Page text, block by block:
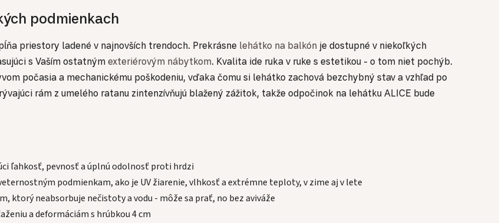
podmienkach
priestory ladené v najnovších trendoch. Prekrásne lehátko na balkón je dostupné v niekoľkých
s Vaším ostatným exteriérovým nábytkom. Kvalita ide ruka v ruke s estetikou - o tom niet pochýb.
počasia a mechanickému poškodeniu, vďaka čomu si lehátko zachová bezchybný stav a vzhľad po
rám z umelého ratanu zintenzívňujú blažený zážitok, takže odpočinok na lehátku ALICE bude
ľahkosť, pevnosť a úplnú odolnosť proti hrdzi
podmienkam, ako je UV žiarenie, vlhkosť a extrémne teploty, v zime aj v lete
ktorý neabsorbuje nečistoty a vodu - môže sa prať, no bez aviváže
a deformáciám s hrúbkou 4 cm